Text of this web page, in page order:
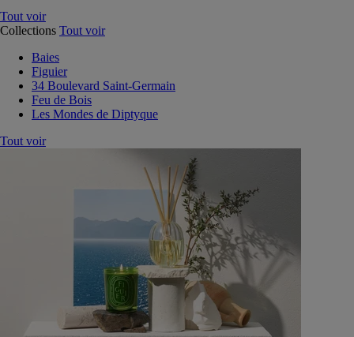
Tout voir
Collections Tout voir
Baies
Figuier
34 Boulevard Saint-Germain
Feu de Bois
Les Mondes de Diptyque
Tout voir